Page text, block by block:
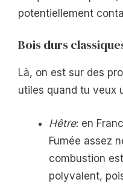
potentiellement
Bois durs
Là, on est sur des
utiles quand tu veux
Hêtre: en
Fumée assez
combustion
polyvalent,